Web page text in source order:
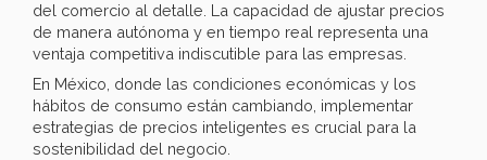
del comercio al detalle. La capacidad de ajustar precios
de manera autónoma y en tiempo real representa una
ventaja competitiva indiscutible para las empresas.
En México, donde las condiciones económicas y los
hábitos de consumo están cambiando, implementar
estrategias de precios inteligentes es crucial para la
sostenibilidad del negocio.